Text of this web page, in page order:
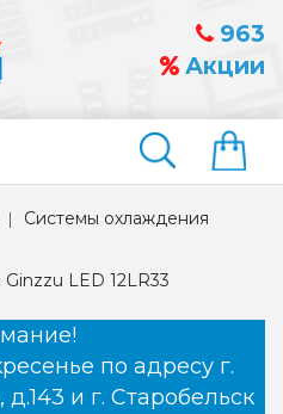
963
Акции
Найти
Системы охлаждения
LED 12LR33
по адресу г.
и г. Старобельск